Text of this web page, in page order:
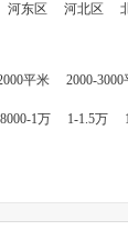
河东区 河北区
平米 2000-3000
8000-1万 1-1.5万